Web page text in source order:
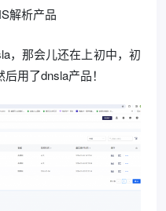
解析产品
，那会儿还在上初中，初
用了dnsla产品！